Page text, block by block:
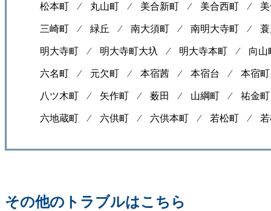
松本町 ⁄ 丸山町 ⁄ 美合新町 ⁄ 美合西町 ⁄
三崎町 ⁄ 緑丘 ⁄ 南大須町 ⁄ 南明大寺町 ⁄
明大寺町 ⁄ 明大寺町大圦 ⁄ 明大寺本町 ⁄ 向
六名町 ⁄ 元欠町 ⁄ 本宿茜 ⁄ 本宿台 ⁄ 本宿
八ツ木町 ⁄ 矢作町 ⁄ 薮田 ⁄ 山綱町 ⁄ 祐金
六地蔵町 ⁄ 六供町 ⁄ 六供本町 ⁄ 若松町 ⁄
その他のトラブルはこちら